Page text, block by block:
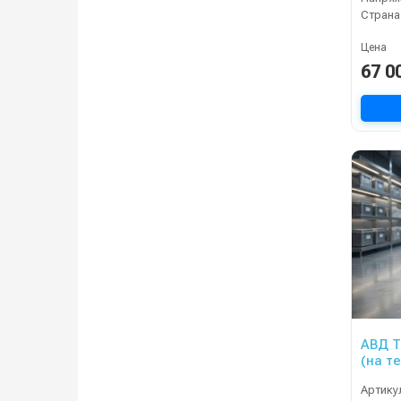
Цена
67
АВД
(на